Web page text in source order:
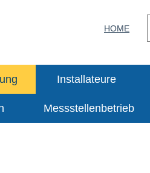
HOME
Installateure
Messstellenbetrieb